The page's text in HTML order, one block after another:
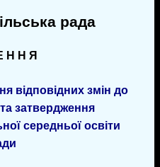
рада
Н Н Я
відповідних змін до
затвердження
середньої освіти